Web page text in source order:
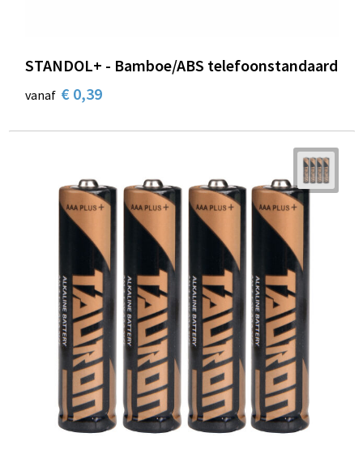
STANDOL+ - Bamboe/ABS telefoonstandaard
vanaf € 0,39